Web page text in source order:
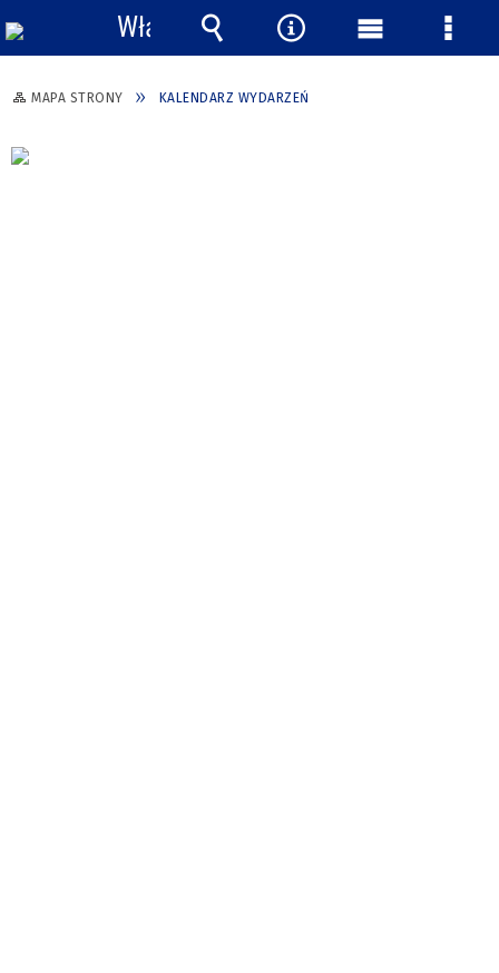
MAPA STRONY KALENDARZ WYDARZEŃ
Włącz
powiadomienia
Wyszukiwarka
Narzędzia
Menu Menu